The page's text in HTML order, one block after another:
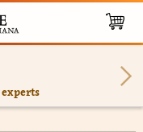
experts